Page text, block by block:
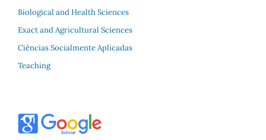
Biological and Health Sciences
Exact and Agricultural Sciences
Ciências Socialmente Aplicadas
Teaching